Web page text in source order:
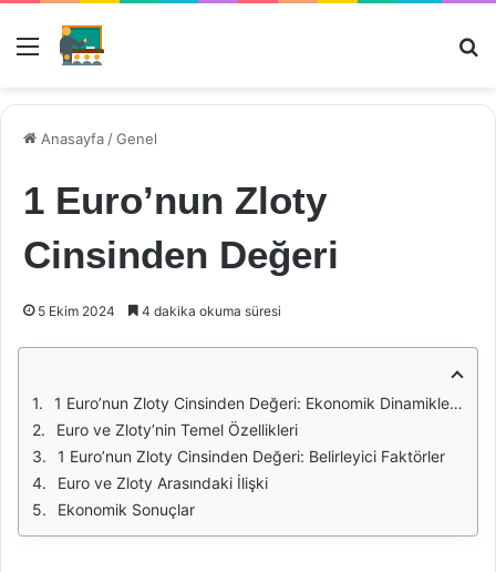
Menü
Anasayfa /Genel
1 Euro’nun Zloty
Cinsinden Değeri
5 Ekim 2024 4 dakika okuma süresi
1 Euro’nun Zloty Cinsinden Değeri: Ekonomik Dinamikler ve Yansımaları
Euro ve Zloty’nin Temel Özellikleri
1 Euro’nun Zloty Cinsinden Değeri: Belirleyici Faktörler
Euro ve Zloty Arasındaki İlişki
Ekonomik Sonuçlar